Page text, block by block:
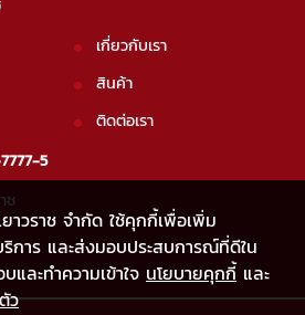
าวราช จำกัด ใช้คุกกี้เพื่อเพิ่ม
ริการ และส่งมอบประสบการณ์ที่ดีใน
และทำความเข้าใจ นโยบายคุกกี้และ
ว
เกี่ยวกับเรา
สินค้า
ติดต่อเรา
5
ช